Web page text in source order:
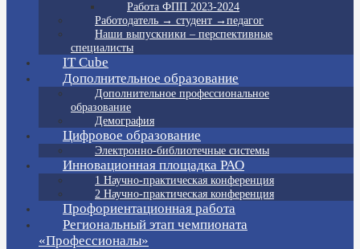
Работа ФПП 2023-2024
Работодатель → студент →педагог
Наши выпускники – перспективные
специалисты
IT Cube
Дополнительное образование
Дополнительное профессиональное
образование
Демография
Цифровое образование
Электронно-библиотечные системы
Инновационная площадка РАО
1 Научно-практическая конференция
2 Научно-практическая конференция
Профориентационная работа
Региональный этап чемпионата
«Профессионалы»